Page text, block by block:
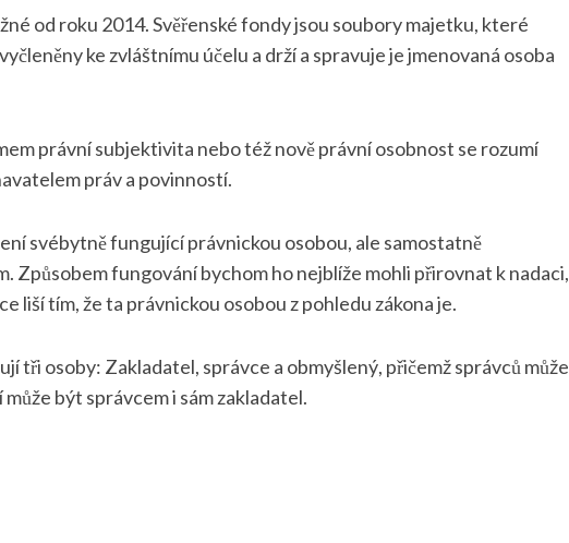
od roku 2014. Svěřenské fondy jsou soubory majetku, které
ke zvláštnímu účelu a drží a spravuje je jmenovaná osoba
právní subjektivita nebo též nově právní osobnost se rozumí
práv a povinností.
svébytně fungující právnickou osobou, ale samostatně
Způsobem fungování bychom ho nejblíže mohli přirovnat k nadaci,
liší tím, že ta právnickou osobou z pohledu zákona je.
tři osoby: Zakladatel, správce a obmyšlený, přičemž správců může
být správcem i sám zakladatel.